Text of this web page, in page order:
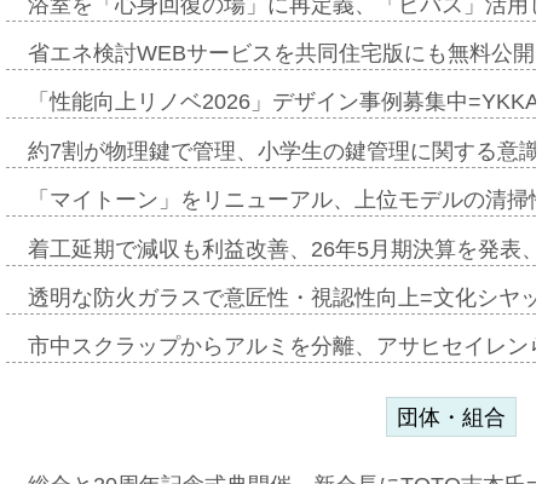
省エネ検討WEBサービスを共同住宅版にも無料公
「性能向上リノベ2026」デザイン事例募集中
約7割が物理鍵で管理、小学生の鍵管理に関する意
「マイトーン」をリニューアル、上位モデルの清
着工延期で減収も利益改善、26年5月期決算を発表
透明な防火ガラスで意匠性・視認性向上=文化シヤ
市中スクラップからアルミを分離、アサヒセイレ
団体・組合